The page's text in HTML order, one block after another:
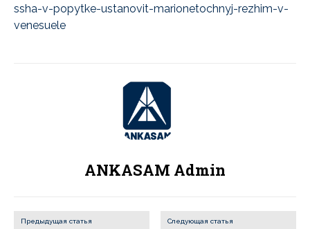
ssha-v-popytke-ustanovit-marionetochnyj-rezhim-v-
venesuele
ANKASAM Admin
Предыдущая статья Следующая статья